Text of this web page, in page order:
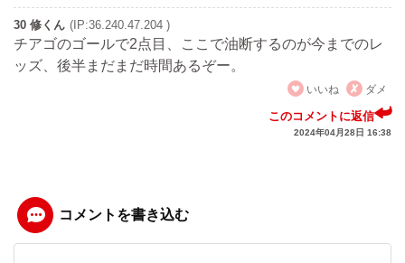
30 修くん (IP:36.240.47.204 )
チアゴのゴールで2点目、ここで油断するのが今までのレ
ッズ、後半まだまだ時間あるぞー。
いいね
ダメ
このコメントに返信
2024年04月28日 16:38
コメントを書き込む